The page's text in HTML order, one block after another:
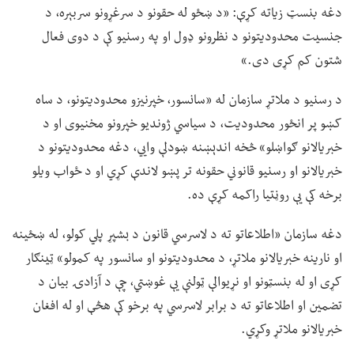
دغه بنسټ زیاته کړې: «د ښځو له حقونو د سرغړونو سربېره، د
جنسیت محدودیتونو د نظرونو ډول او په رسنیو کې د دوی فعال
شتون کم کړی دی.»
د رسنیو د ملاتړ سازمان له «سانسور، خپرنیزو محدودیتونو، د ساه
کښو پر انځور محدودیت، د سیاسي ژوندیو خپرونو مخنیوی او د
خبریالانو ګواښلو» څخه اندېښنه ښودلې وايي، دغه محدودیتونو د
خبریالانو او رسنیو قانوني حقونه تر پښو لاندې کړي او د ځواب ویلو
برخه کې یې روڼتیا راکمه کړې ده.
دغه سازمان «اطلاعاتو ته د لاسرسي قانون د بشپړ پلي کولو، له ښځینه
او نارینه خبریالانو ملاتړ، د محدودیتونو او سانسور په کمولو» ټينګار
کړی او له بنسټونو او نړیوالې ټولنې یې غوښتي، چې د آزادۍ بیان د
تضمین او اطلاعاتو ته د برابر لاسرسي په برخو کې هڅې او له افغان
خبریالانو ملاتړ وکړي.